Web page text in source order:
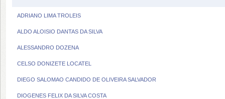
ADRIANO LIMA TROLEIS
ALDO ALOISIO DANTAS DA SILVA
ALESSANDRO DOZENA
CELSO DONIZETE LOCATEL
DIEGO SALOMAO CANDIDO DE OLIVEIRA SALVADOR
DIOGENES FELIX DA SILVA COSTA